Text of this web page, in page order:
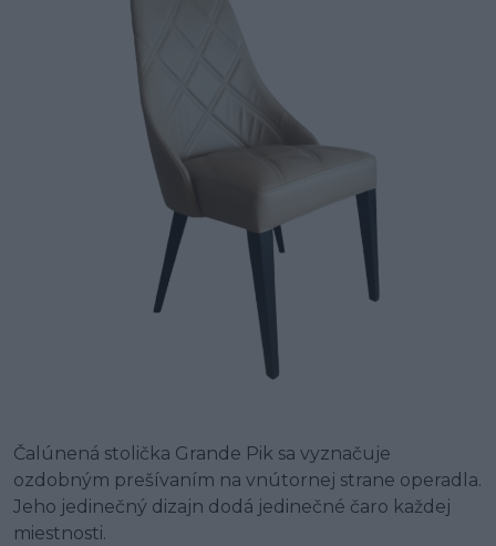
Čalúnená stolička Grande Pik sa vyznačuje
ozdobným prešívaním na vnútornej strane operadla.
Jeho jedinečný dizajn dodá jedinečné čaro každej
miestnosti.